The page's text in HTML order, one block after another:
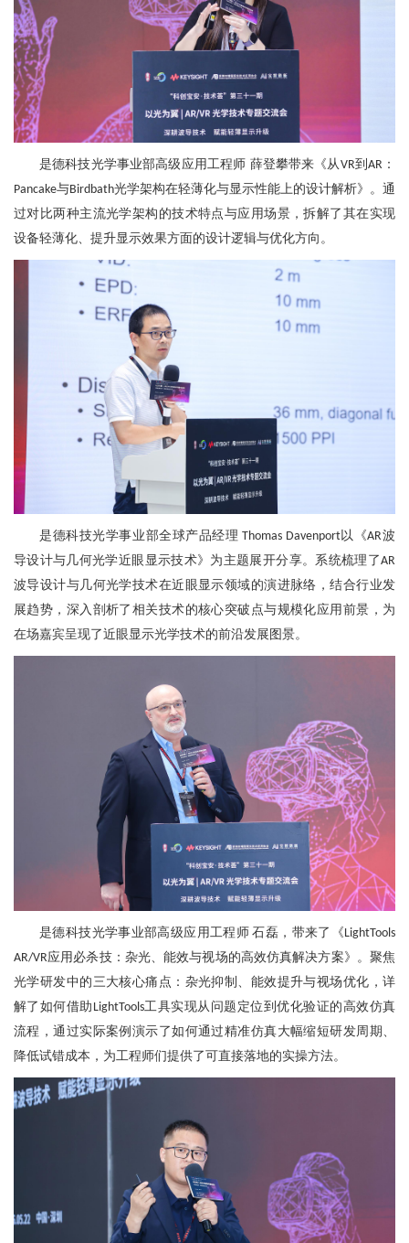
是德科技光学事业部高级应用工程师 薛登攀带来《从 VR到 AR ：
Pancake与Birdbath光学架构在轻薄化与显示性能上的设计解析》 。 通
过对比两种主流光学架构的技术特点与应用场景，拆解了其在实现
设备轻薄化、提升显示效果方面的设计逻辑与优化方向。
是德科技光学事业部全球产品经理 Thomas Davenport以《AR波
导设计与几何光学近眼显示技术》为主题展开分享。 系统梳理了AR
波导设计与几何光学技术在近眼显示领域的演进脉络，结合行业发
展趋势，深入剖析了相关技术的核心突破点与规模化应用前景，为
在场嘉宾呈现了近眼显示光学技术的前沿发展图景。
是德科技光学事业部高级应用工程师 石磊 ，带来了《LightTools
AR/VR应用必杀技：杂光、能效与视场的高效仿真解决方案》。 聚焦
光学研发中的三大核心痛点 ： 杂光抑制、能效提升与视场优化，详
解了如何借助 LightTools工具实现从问题定位到优化验证的高效仿真
流程，通过实际案例演示了如何通过精准仿真大幅缩短研发周期、
降低试错成本，为工程师们提供了可直接落地的实操方法。